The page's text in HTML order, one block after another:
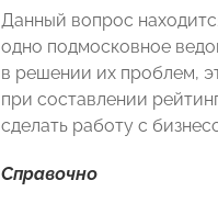
Данный вопрос
одно подмосковное
в решении их проблем,
при составлении
сделать работу с
Справочно